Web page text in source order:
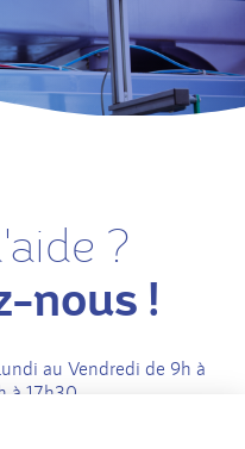
?
nous !
au Vendredi de 9h à
à 17h30.